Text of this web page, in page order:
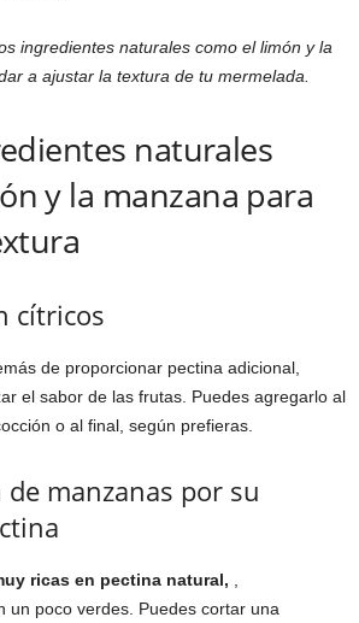
ingredientes naturales como el limón y la
a ajustar la textura de tu mermelada.
naturales
y la manzana para
cítricos
de proporcionar pectina adicional,
el sabor de las frutas. Puedes agregarlo al
o al final, según prefieras.
manzanas por su
ricas en pectina natural,
un poco verdes. Puedes cortar una